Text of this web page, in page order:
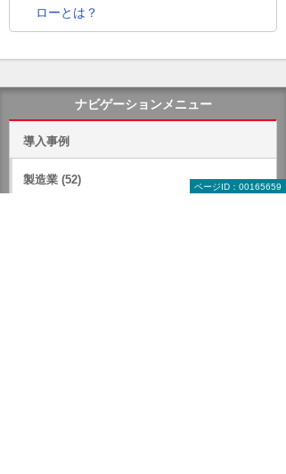
ローとは？
ページID：00165659
ナビゲーションメニュー
導入事例
製造業 (52)